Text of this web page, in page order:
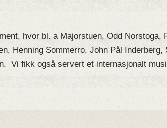
hvor bl. a Majorstuen, Odd
Henning Sommerro, John Pål
Vi fikk også servert et internasjonalt